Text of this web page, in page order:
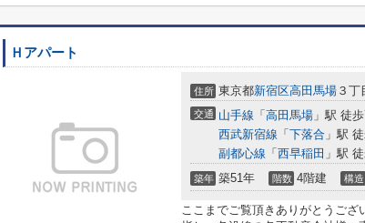
Ｈアパート
住所 東京都新宿区高田馬場 ３丁
交通 山手線 「 高田馬場 」駅 徒
西武新宿線 「 下落合 」駅
副都心線 「 西早稲田 」駅
築年 築51年 階数 4階建 構造
ここまでご覧頂きありがとうござ